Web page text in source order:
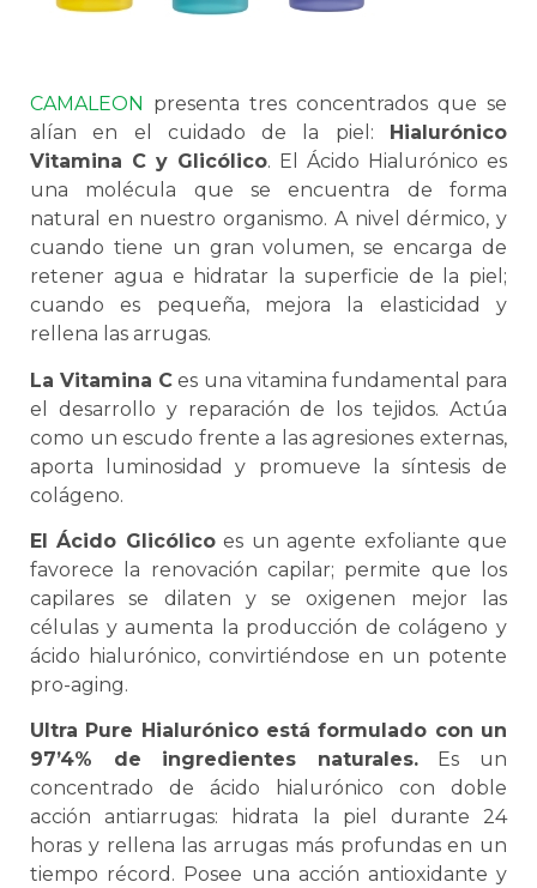
CAMALEON presenta tres concentrados que se
alían en el cuidado de la piel: Hialurónico
Vitamina C y Glicólico. El Ácido Hialurónico es
una molécula que se encuentra de forma
natural en nuestro organismo. A nivel dérmico, y
cuando tiene un gran volumen, se encarga de
retener agua e hidratar la superficie de la piel;
cuando es pequeña, mejora la elasticidad y
rellena las arrugas.
La Vitamina C es una vitamina fundamental para
el desarrollo y reparación de los tejidos. Actúa
como un escudo frente a las agresiones externas,
aporta luminosidad y promueve la síntesis de
colágeno.
El Ácido Glicólicoes un agente exfoliante que
favorece la renovación capilar; permite que los
capilares se dilaten y se oxigenen mejor las
células y aumenta la producción de colágeno y
ácido hialurónico, convirtiéndose en un potente
pro-aging.
Ultra Pure Hialurónico está formulado con un
97’4% de ingredientes naturales.Es un
concentrado de ácido hialurónico con doble
acción antiarrugas: hidrata la piel durante 24
horas y rellena las arrugas más profundas en un
tiempo récord. Posee una acción antioxidante y